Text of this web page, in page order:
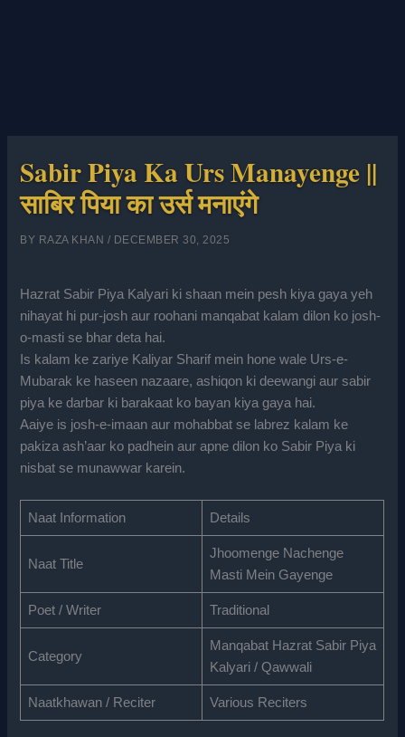
Sabir Piya Ka Urs Manayenge ||
साबिर पिया का उर्स मनाएंगे
BY RAZA KHAN / DECEMBER 30, 2025
Hazrat Sabir Piya Kalyari ki shaan mein pesh kiya gaya yeh
nihayat hi pur-josh aur roohani manqabat kalam dilon ko josh-
o-masti se bhar deta hai.
Is kalam ke zariye Kaliyar Sharif mein hone wale Urs-e-
Mubarak ke haseen nazaare, ashiqon ki deewangi aur sabir
piya ke darbar ki barakaat ko bayan kiya gaya hai.
Aaiye is josh-e-imaan aur mohabbat se labrez kalam ke
pakiza ash’aar ko padhein aur apne dilon ko Sabir Piya ki
nisbat se munawwar karein.
Naat Information Details
Naat Title
Jhoomenge Nachenge
Masti Mein Gayenge
Poet / Writer Traditional
Category
Manqabat Hazrat Sabir Piya
Kalyari / Qawwali
Naatkhawan / Reciter Various Reciters